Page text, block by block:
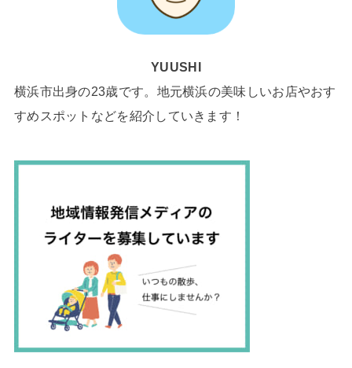
YUUSHI
横浜市出身の23歳です。地元横浜の美味しいお店やおす
すめスポットなどを紹介していきます！